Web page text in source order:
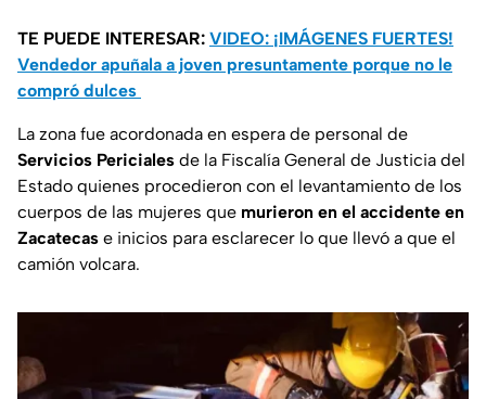
TE PUEDE INTERESAR: VIDEO: ¡IMÁGENES FUERTES!
Vendedor apuñala a joven presuntamente porque no le
compró dulces
La zona fue acordonada en espera de personal de
Servicios Periciales de la Fiscalía General de Justicia del
Estado quienes procedieron con el levantamiento de los
cuerpos de las mujeres que murieron en el accidente en
Zacatecas e inicios para esclarecer lo que llevó a que el
camión volcara.